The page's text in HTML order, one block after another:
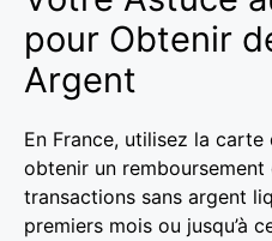
pour Obtenir
Argent
En France, utilisez la
obtenir un remboursement
transactions sans argent
premiers mois ou jusqu’à